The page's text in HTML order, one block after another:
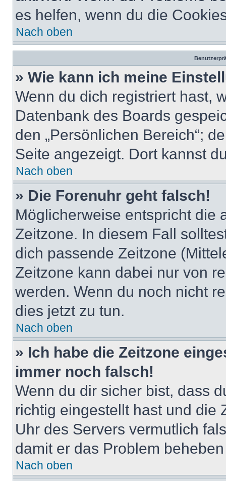
es helfen, wenn du die
Nach oben
» Wie kann ich meine
Wenn du dich registriert hast,
Datenbank des Boards
den „Persönlichen Bereich“;
Seite angezeigt. Dort kannst
Nach oben
» Die Forenuhr geht falsch!
Möglicherweise entspricht die
Zeitzone. In diesem Fall
dich passende Zeitzone
Zeitzone kann dabei nur von
werden. Wenn du noch nicht
dies jetzt zu tun.
Nach oben
» Ich habe die Zeitzone
immer noch falsch!
Wenn du dir sicher bist, dass
richtig eingestellt hast und die
Uhr des Servers vermutlich
damit er das Problem
Nach oben